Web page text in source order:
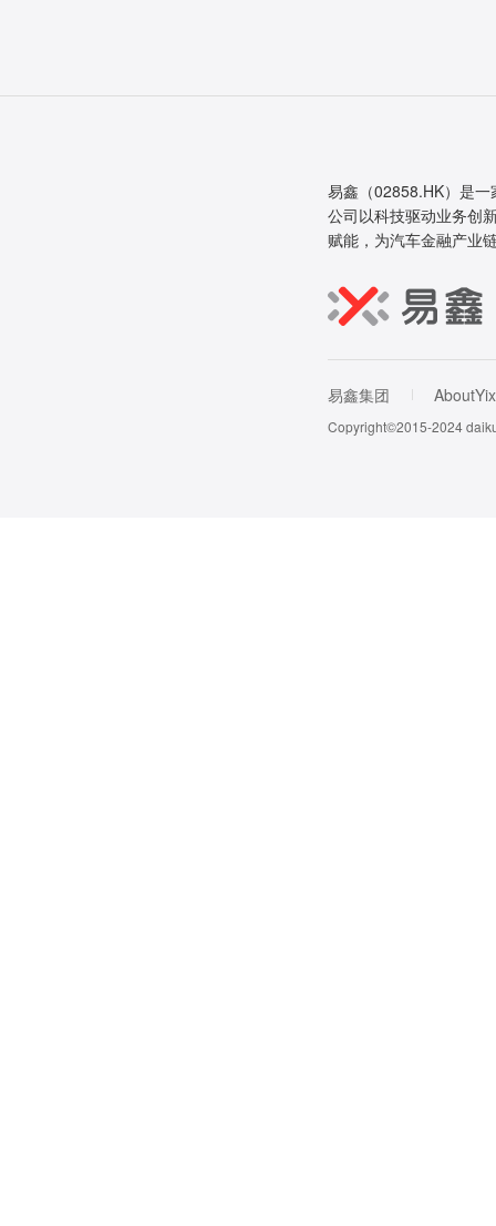
易鑫（02858.HK）是
公司以科技驱动业务创
赋能，为汽车金融产业
易鑫集团
Copyright©2015-2024